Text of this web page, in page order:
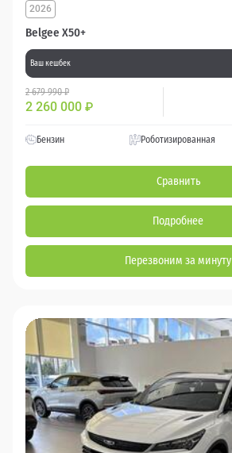
Belgee X50+
2026
Ваш кешбек
2 679 990 ₽
2 260 000 ₽
Бензин Роботизированная
Сравнить
Подробнее
Перезвоним за минуту